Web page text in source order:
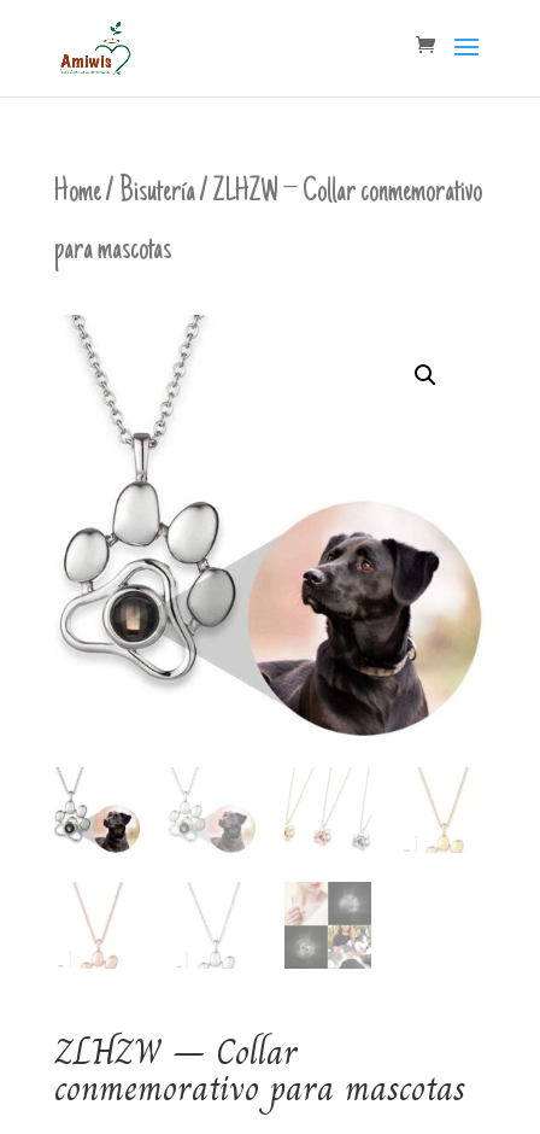
Home/ Bisutería/ ZLHZW – Collar conmemorativo
para mascotas
ZLHZW – Collar
conmemorativo para mascotas